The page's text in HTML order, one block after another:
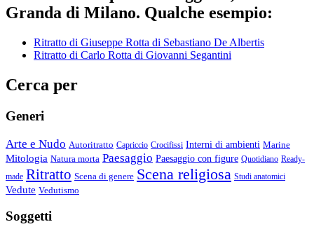
Granda di Milano. Qualche esempio:
Ritratto di Giuseppe Rotta di Sebastiano De Albertis
Ritratto di Carlo Rotta di Giovanni Segantini
Cerca per
Generi
Arte e Nudo Autoritratto Capriccio Crocifissi Interni di ambienti Marine
Mitologia Natura morta Paesaggio Paesaggio con figure Quotidiano Ready-
made Ritratto Scena di genere Scena religiosa Studi anatomici
Vedute Vedutismo
Soggetti